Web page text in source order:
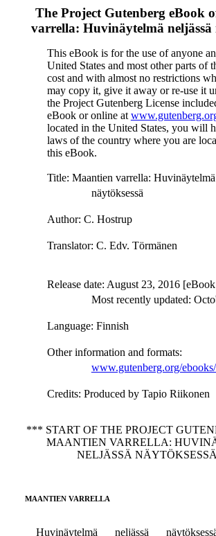
The Project Gutenberg eBook
varrella: Huvinäytelmä neljässä
This eBook is for the use of anyone
United States and most other parts of
cost and with almost no restrictions
may copy it, give it away or re-use it
the Project Gutenberg License
eBook or online at
located in the United States, you will
laws of the country where you are
this eBook.
Title: Maantien varrella: Huvinäytelmä
näytöksessä
Author: C. Hostrup
Translator: C. Edv. Törmänen
Release date: August 23, 2016
Most recently updated:
Language: Finnish
Other information and formats:
www.gutenberg.org/
Credits: Produced by Tapio Riikonen
*** START OF THE PROJECT
MAANTIEN VARRELLA:
NELJÄSSÄ
MAANTIEN VARRELLA
Huvinäytelmä neljässä